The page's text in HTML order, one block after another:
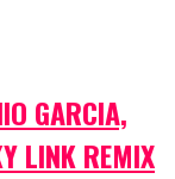
GARCIA,
LINK REMIX